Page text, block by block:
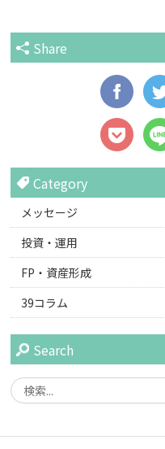
Share
Category
メッセージ
投資・運用
FP・資産形成
39コラム
Search